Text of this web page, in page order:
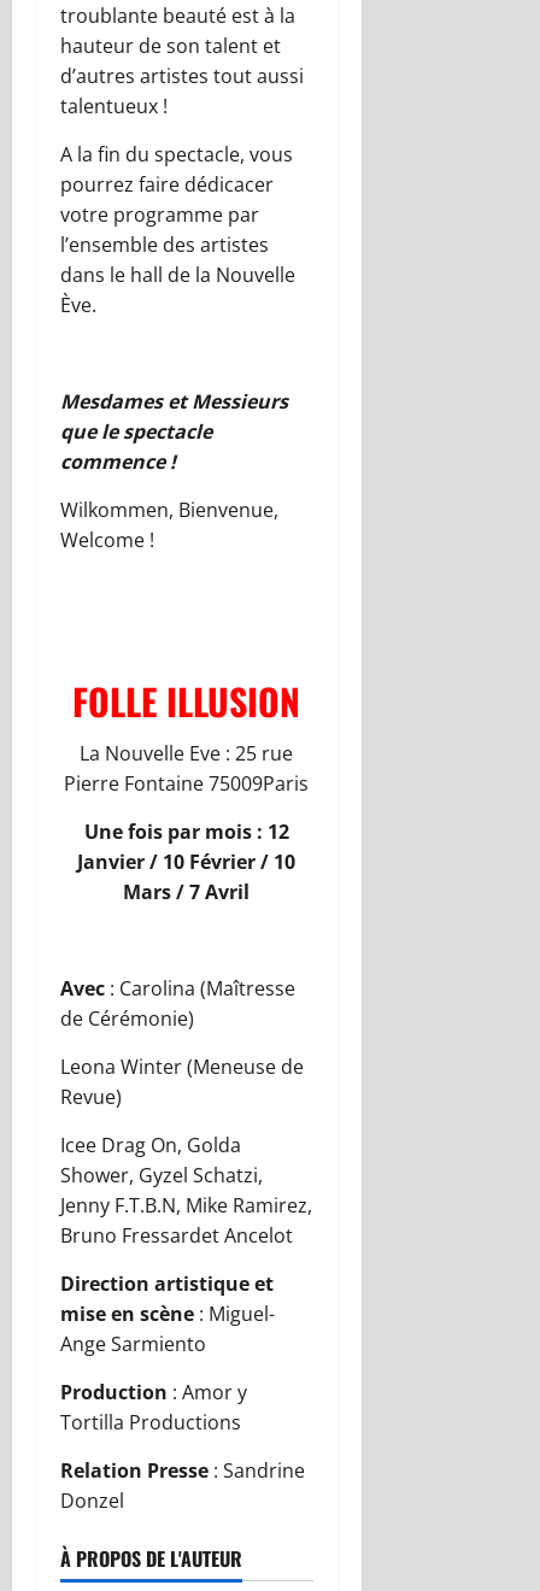
troublante beauté est à la
hauteur de son talent et
d’autres artistes tout aussi
talentueux !
A la fin du spectacle, vous
pourrez faire dédicacer
votre programme par
l’ensemble des artistes
dans le hall de la Nouvelle
Ève.
Mesdames et Messieurs
que le spectacle
commence !
Wilkommen, Bienvenue,
Welcome !
FOLLE ILLUSION
La Nouvelle Eve : 25 rue
Pierre Fontaine 75009Paris
Une fois par mois : 12
Janvier / 10 Février / 10
Mars / 7 Avril
Avec : Carolina (Maîtresse
de Cérémonie)
Leona Winter (Meneuse de
Revue)
Icee Drag On, Golda
Shower, Gyzel Schatzi,
Jenny F.T.B.N, Mike Ramirez,
Bruno Fressardet Ancelot
Direction artistique et
mise en scène : Miguel-
Ange Sarmiento
Production : Amor y
Tortilla Productions
Relation Presse : Sandrine
Donzel
À PROPOS DE L'AUTEUR